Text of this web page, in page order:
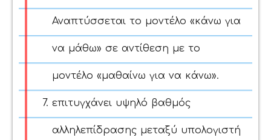
Αναπτύσσεται το μοντέλο «κάνω για
να μάθω» σε αντίθεση με το
μοντέλο «μαθαίνω για να κάνω».
επιτυγχάνει υψηλό βαθμός
αλληλεπίδρασης μεταξύ υπολογιστή